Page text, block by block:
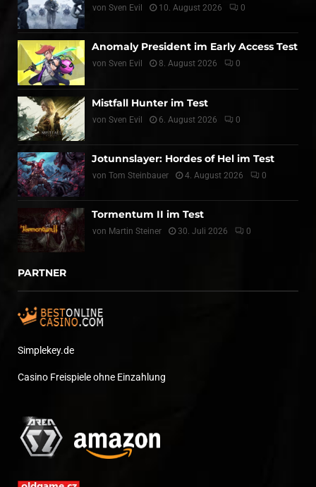
von Sven Evil 10. August 2026 0
Anomaly President im Early Access Test
von Sven Evil 8. August 2026 0
Mistfall Hunter im Test
von Sven Evil 6. August 2026 0
Jotunnslayer: Hordes of Hel im Test
von Tom Steinbauer 4. August 2026 0
Tormentum II im Test
von Martin Steiner 30. Juli 2026 0
PARTNER
Simplekey.de
Casino Freispiele ohne Einzahlung